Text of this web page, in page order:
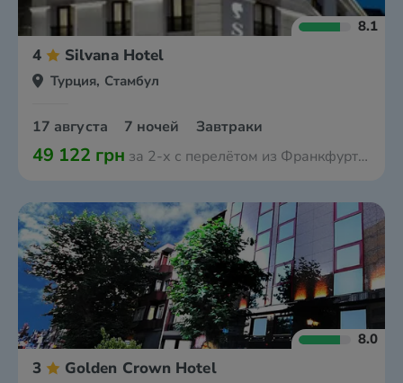
8.1
4 Silvana Hotel
Турция, Стамбул
17 августа 7 ночей Завтраки
49 122 грн за 2-х с перелётом из Франкфурта-на-Майне
8.0
3 Golden Crown Hotel